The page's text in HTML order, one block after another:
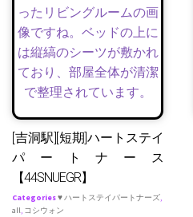
[吉洞駅][短期]ハートステイ
パートナース
【44SNUEGR】
Categories♥ ハートステイパートナーズ,
all, コシウォン